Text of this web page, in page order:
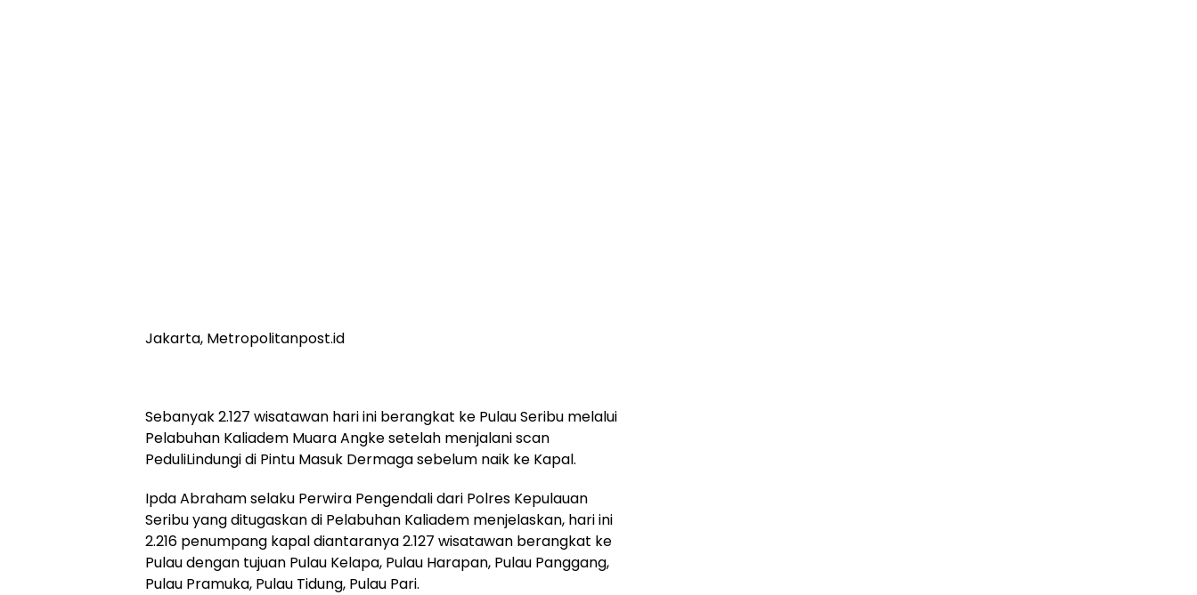
Jakarta, Metropolitanpost.id
Sebanyak 2.127 wisatawan hari ini berangkat ke Pulau Seribu melalui
Pelabuhan Kaliadem Muara Angke setelah menjalani scan
PeduliLindungi di Pintu Masuk Dermaga sebelum naik ke Kapal.
Ipda Abraham selaku Perwira Pengendali dari Polres Kepulauan
Seribu yang ditugaskan di Pelabuhan Kaliadem menjelaskan, hari ini
2.216 penumpang kapal diantaranya 2.127 wisatawan berangkat ke
Pulau dengan tujuan Pulau Kelapa, Pulau Harapan, Pulau Panggang,
Pulau Pramuka, Pulau Tidung, Pulau Pari.